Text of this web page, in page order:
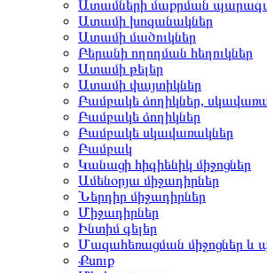
Ատամների մաքրման
Ատամի խոզանակներ
Ատամի մածուկներ
Բերանի ողողման հեղուկներ
Ատամի թելեր
Ատամի փայտիկներ
Բամբակե ձողիկներ,
Բամբակե ձողիկներ
Բամբակե սկավառակներ
Բամբակ
Կանացի հիգիենիկ միջոցներ
Ամենօրյա միջադիրներ
Ներդիր միջադիրներ
Միջադիրներ
Ինտիմ գելեր
Մազահեռացման միջոցներ և
Քսուք